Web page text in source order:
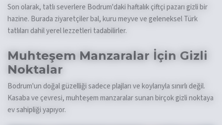
Son olarak, tatlı severlere Bodrum'daki haftalık çiftçi pazarı gizli bir
hazine. Burada ziyaretçiler bal, kuru meyve ve geleneksel Türk
tatlıları dahil yerel lezzetleri tadabilirler.
Muhteşem Manzaralar İçin Gizli
Noktalar
Bodrum'un doğal güzelliği sadece plajları ve koylarıyla sınırlı değil.
Kasaba ve çevresi, muhteşem manzaralar sunan birçok gizli noktaya
ev sahipliği yapıyor.